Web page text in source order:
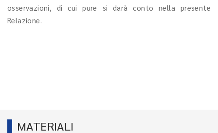
osservazioni, di cui pure si darà conto nella presente
Relazione.
MATERIALI